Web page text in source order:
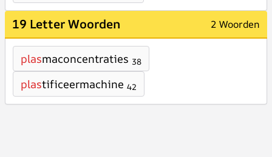
19 Letter Woorden 2 Woorden
plasmaconcentraties 38
plastificeermachine 42